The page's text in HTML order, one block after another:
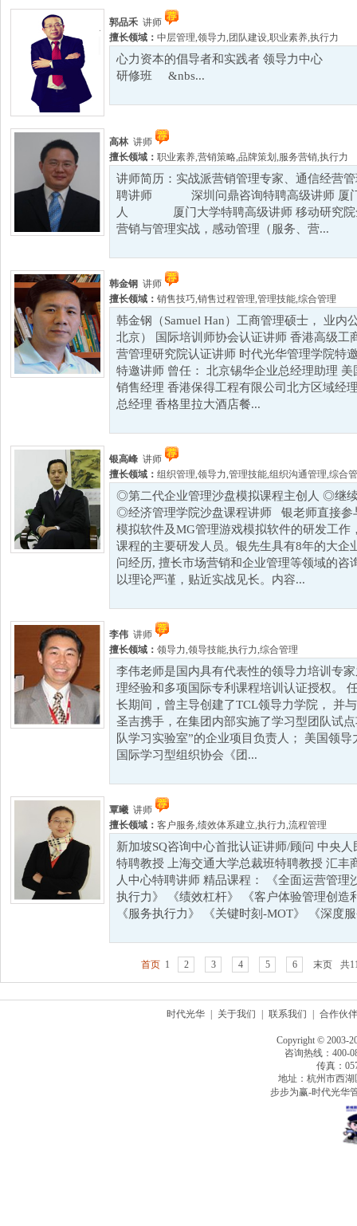
郭品禾 讲师
擅长领域： 中层管理,领导力, 团队建设,职业素养,执行力
心力资本的倡导者和实践者 领导力
研修班 &nbs...
高林 讲师
擅长领域： 职业素养,营销策略,品牌策划 ,服务营销,执行力
讲师简历：实战派营销管理专家、通信经营
聘讲师 深圳问鼎咨询特聘高级讲师 厦门
人 厦门大学特聘高级讲师 移动研究院
营销与管理实战，感动管理（服务、营...
韩金钢 讲师
擅长领域： 销售技巧,销售过程管理,管理技能,综合管理
韩金钢（Samuel Han）工商管理硕士， 业内
北京） 国际培训师协会认证讲师 香港高级工
营管理研究院认证讲师 时代光华管理学院特
特邀讲师 曾任： 北京锡华企业总经理助理
销售经理 香港保得工程有限公司北方区域经
总经理 香格里拉大酒店餐...
银高峰 讲师
擅长领域： 组织管理,领导力,管理技能,组织沟通管理,综合
◎第二代企业管理沙盘模拟课程主创人 ◎继
◎经济管理学院沙盘课程讲师 银老师直接参
模拟软件及MG管理游戏模拟软件的研发工作
课程的主要研发人员。银先生具有8年的大企
问经历, 擅长市场营销和企业管理等领域的
以理论严谨，贴近实战见长。内容...
李伟 讲师
擅长领域： 领导力,领导技能,执行力,综合管理
李伟老师是国内具有代表性的领导力培训专
理经验和多项国际专利课程培训认证授权。
长期间，曾主导创建了TCL领导力学院， 并
圣吉携手，在集团内部实施了学习型团队试
队学习实验室”的企业项目负责人； 美国领
国际学习型组织协会《团...
覃曦 讲师
擅长领域： 客户服务,绩效体系建立,执行力,流程管理
新加坡SQ咨询中心首批认证讲师/顾问 中央
特聘教授 上海交通大学总裁班特聘教授 汇丰
人中心特聘讲师 精品课程： 《全面运营管理
执行力》 《绩效杠杆》 《客户体验管理创造
《服务执行力》 《关键时刻-MOT》 《深度
首页 1 2 3 4 5 6 末页 共
时代光华 关于我们 联系我们 合作伙伴
Copyright © 2003-
咨询热线：400-
传真：
地址：杭州市西
步步为赢-时代光华